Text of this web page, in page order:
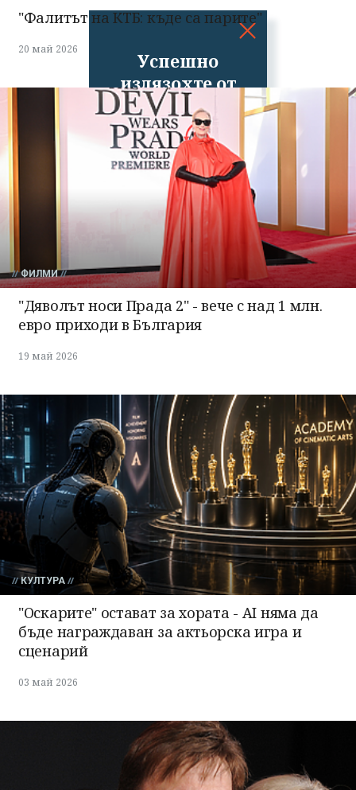
Успешно
излязохте от
профила си!
"Фалитът на КТБ: къде са парите"
20 май 2026
ФИЛМИ
"Дяволът носи Прада 2" - вече с над 1 млн.
евро приходи в България
19 май 2026
КУЛТУРА
"Оскарите" остават за хората - AI няма да
бъде награждаван за актьорска игра и
сценарий
03 май 2026